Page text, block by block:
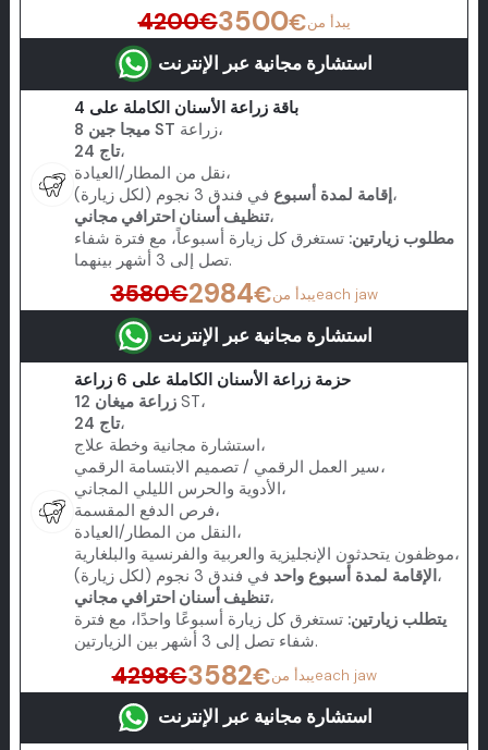
4200€3500€يبدأ من
استشارة مجانية عبر الإنترنت
باقة زراعة الأسنان الكاملة على 4
8 ميجا جين ST
زراعة،
24 تاج،
نقل من المطار/العيادة،
إقامة لمدة أسبوعفي فندق 3 نجوم (لكل زيارة)،
تنظيف أسنان احترافي مجاني،
مطلوب زيارتين: تستغرق كل زيارة أسبوعاً، مع فترة شفاء
تصل إلى 3 أشهر بينهما.
3580€2984€يبدأ منeach jaw
استشارة مجانية عبر الإنترنت
حزمة زراعة الأسنان الكاملة على 6 زراعة
12 زراعة ميغان ST،
24 تاج،
استشارة مجانية وخطة علاج،
سير العمل الرقمي / تصميم الابتسامة الرقمي،
الأدوية والحرس الليلي المجاني،
فرص الدفع المقسمة،
النقل من المطار/العيادة،
موظفون يتحدثون الإنجليزية والعربية والفرنسية والبلغارية،
الإقامة لمدة أسبوع واحدفي فندق 3 نجوم (لكل زيارة)،
تنظيف أسنان احترافي مجاني،
يتطلب زيارتين: تستغرق كل زيارة أسبوعًا واحدًا، مع فترة
شفاء تصل إلى 3 أشهر بين الزيارتين.
4298€3582€يبدأ منeach jaw
استشارة مجانية عبر الإنترنت